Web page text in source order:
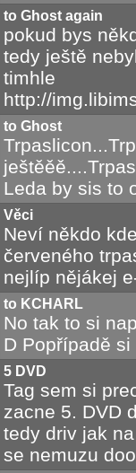
to Ghost again
pokud bys
tedy ještě
timhle
http://
to Ghost
Leda by sis to
Věci
Neví někdo
červeného
nejlíp nějákej
to KCHARL
No tak to si
D Popřípadě
5 DVD
Tag sem si
zacne 5. DVD
tedy driv jak
se nemuzu